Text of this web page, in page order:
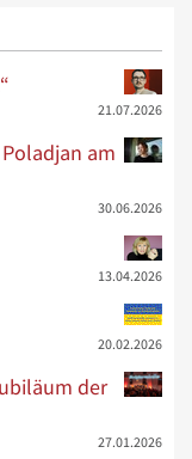
21.07.2026
am
30.06.2026
13.04.2026
20.02.2026
der
27.01.2026